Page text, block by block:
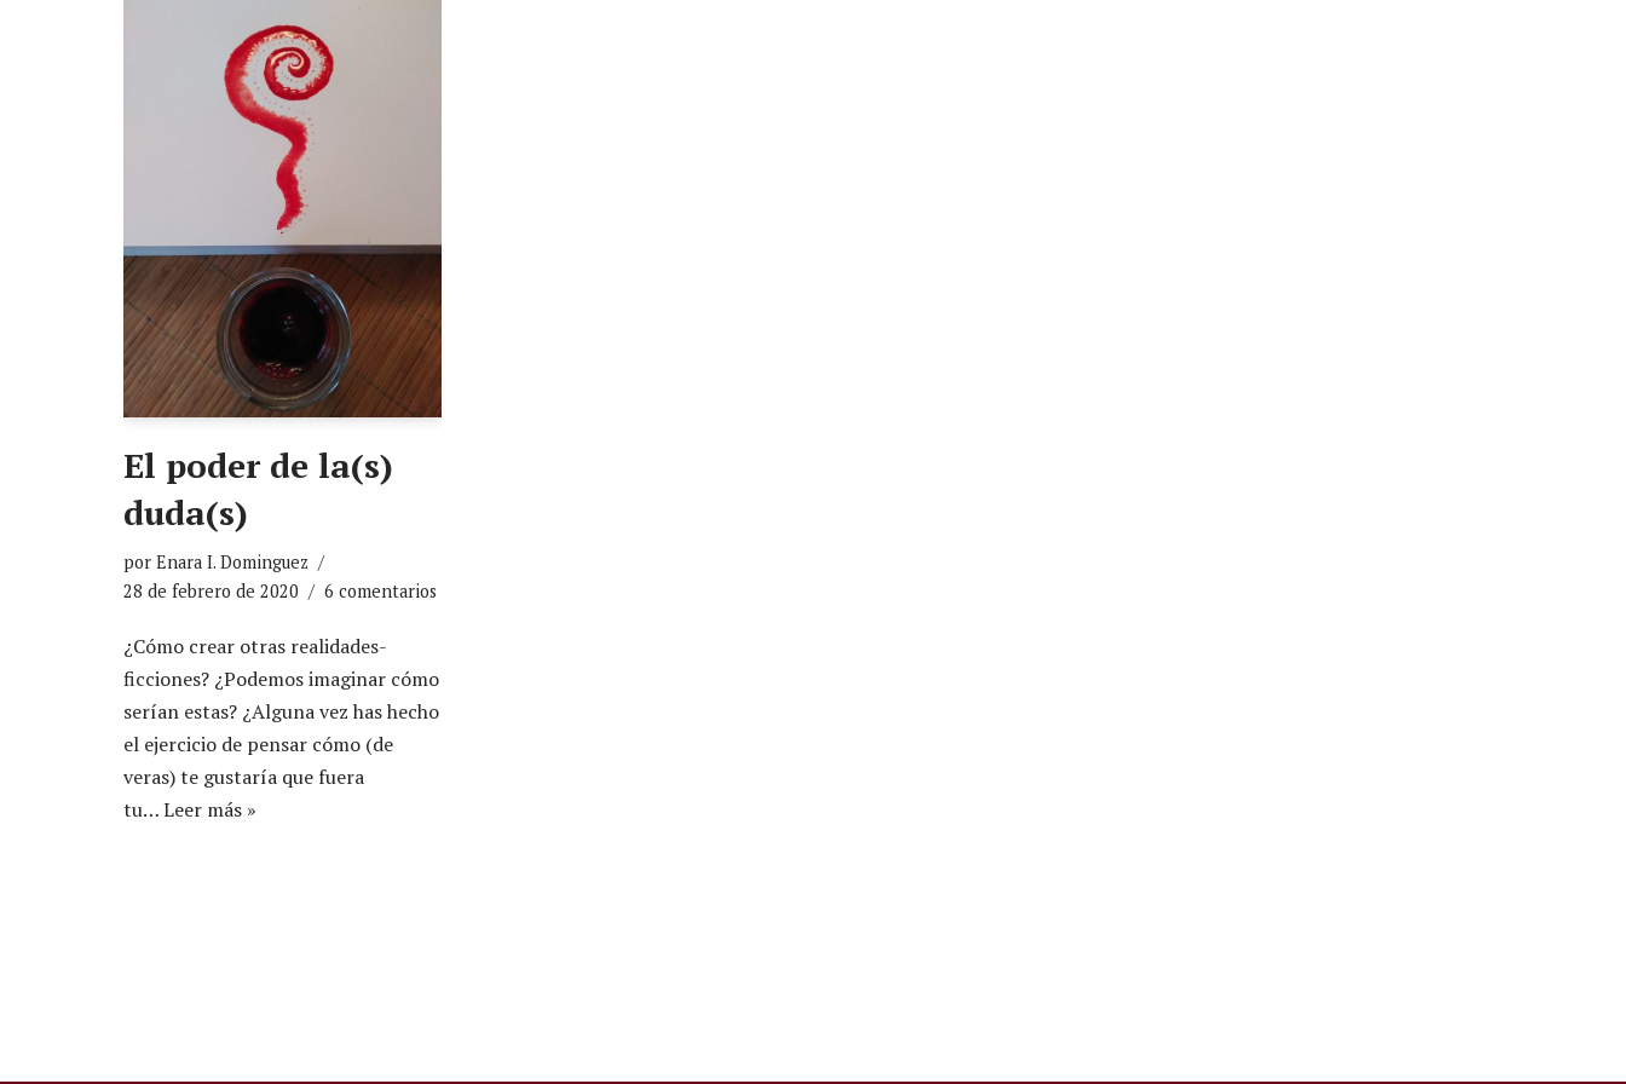
El poder de la(s)
duda(s)
por Enara I. Dominguez
28 de febrero de 2020
6 comentarios
¿Cómo crear otras realidades-
ficciones? ¿Podemos imaginar cómo
serían estas? ¿Alguna vez has hecho
el ejercicio de pensar cómo (de
veras) te gustaría que fuera
tu…Leer más »